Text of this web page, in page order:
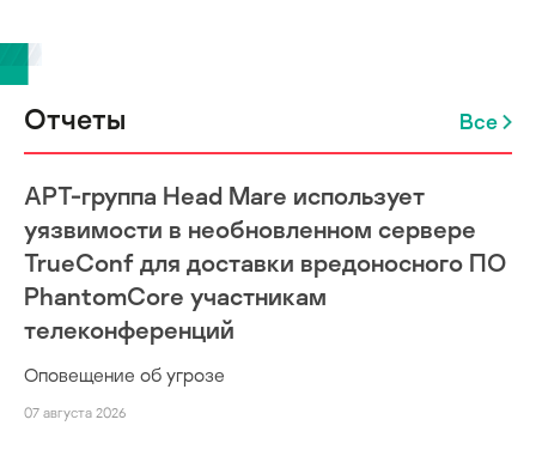
Отчеты Все
APT-группа Head Mare использует
уязвимости в необновленном сервере
TrueConf для доставки вредоносного ПО
PhantomCore участникам
телеконференций
Оповещение об угрозе
07 августа 2026